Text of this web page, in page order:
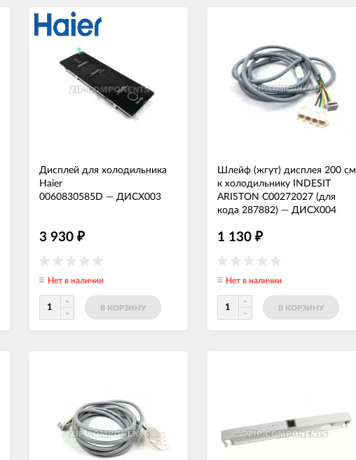
Дисплей для холодильника
Haier
0060830585D — ДИСХ003
3 930 ₽
Нет в наличии
В КОРЗИНУ
Шлейф (жгут) дисплея 200 см
к холодильнику INDESIT
ARISTON C00272027 (для
кода 287882) — ДИСХ004
1 130 ₽
Нет в наличии
В КОРЗИНУ